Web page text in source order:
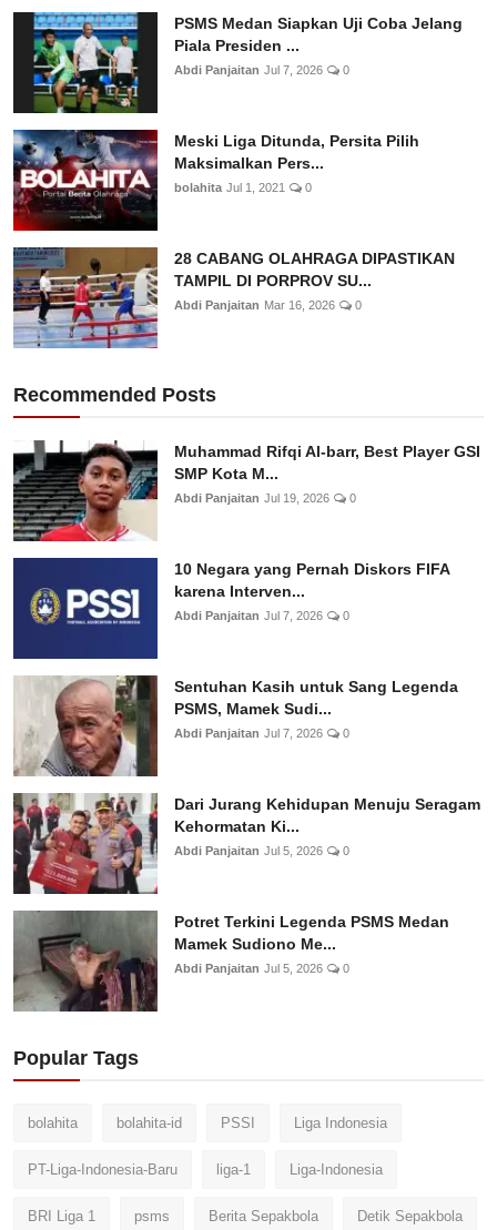
PSMS Medan Siapkan Uji Coba Jelang
Piala Presiden ...
Abdi Panjaitan Jul 7, 2026 0
Meski Liga Ditunda, Persita Pilih
Maksimalkan Pers...
bolahita Jul 1, 2021 0
28 CABANG OLAHRAGA DIPASTIKAN
TAMPIL DI PORPROV SU...
Abdi Panjaitan Mar 16, 2026 0
Recommended Posts
Muhammad Rifqi Al-barr, Best Player GSI
SMP Kota M...
Abdi Panjaitan Jul 19, 2026 0
10 Negara yang Pernah Diskors FIFA
karena Interven...
Abdi Panjaitan Jul 7, 2026 0
Sentuhan Kasih untuk Sang Legenda
PSMS, Mamek Sudi...
Abdi Panjaitan Jul 7, 2026 0
Dari Jurang Kehidupan Menuju Seragam
Kehormatan Ki...
Abdi Panjaitan Jul 5, 2026 0
Potret Terkini Legenda PSMS Medan
Mamek Sudiono Me...
Abdi Panjaitan Jul 5, 2026 0
Popular Tags
bolahita bolahita-id PSSI Liga Indonesia
PT-Liga-Indonesia-Baru liga-1 Liga-Indonesia
BRI Liga 1 psms Berita Sepakbola Detik Sepakbola